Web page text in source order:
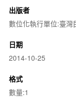
出版者
數位化執行單位:臺
日期
2014-10-25
格式
數量:1